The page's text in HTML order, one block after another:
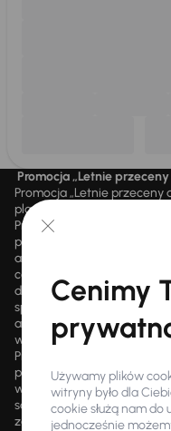
Promocja „Letnie przeceny
Promocja „Letnie przeceny
placówkach Autocentrum
Promocja polega na
przecenionych,
aaaauto.pl/promocja, ze
cenie. Zniżka jest obliczana
danego pojazdu z 30 dni
sprzedaży. Liczba
aktualizowana na bieżąco;
wynosi około 1500, a nowe
Promocji nie można łączyć
promocjami ani rabatami,
wsteczną. Szczegółowe
są przez upoważnionych
zastrzega sobie prawo do
Cenimy
Używamy plików
witryny było dla
cookie służą nam do
jednocześnie